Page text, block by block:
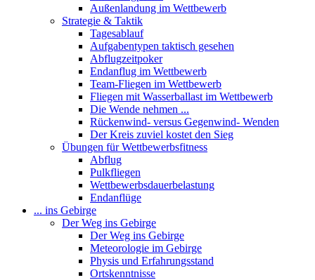
Außenlandung im Wettbewerb
Strategie & Taktik
Tagesablauf
Aufgabentypen taktisch gesehen
Abflugzeitpoker
Endanflug im Wettbewerb
Team-Fliegen im Wettbewerb
Fliegen mit Wasserballast im Wettbewerb
Die Wende nehmen ...
Rückenwind- versus Gegenwind- Wenden
Der Kreis zuviel kostet den Sieg
Übungen für Wettbewerbsfitness
Abflug
Pulkfliegen
Wettbewerbsdauerbelastung
Endanflüge
... ins Gebirge
Der Weg ins Gebirge
Der Weg ins Gebirge
Meteorologie im Gebirge
Physis und Erfahrungsstand
Ortskenntnisse